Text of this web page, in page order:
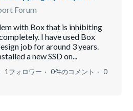
Forum
with Box that is inhibiting
I have used Box
job for around 3 years.
a new SSD on...
1フォロワー 0件のコメント
0